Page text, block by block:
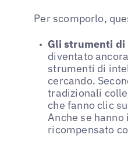
Per scomporlo,
Gli strumenti
diventato
strumenti di
cercando.
tradizionali
che fanno clic
Anche se
ricompensato